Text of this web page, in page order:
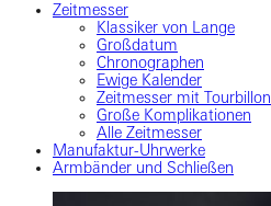
Zeitmesser
Klassiker von Lange
Großdatum
Chronographen
Ewige Kalender
Zeitmesser mit Tourbillon
Große Komplikationen
Alle Zeitmesser
Manufaktur-Uhrwerke
Armbänder und Schließen